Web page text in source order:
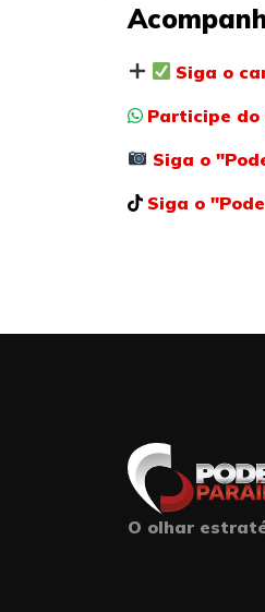
Siga o
Participe do
Siga o
Siga o
O olhar